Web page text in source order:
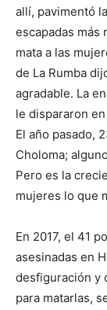
allí, pavimentó
escapadas más
mata a las
de La Rumba
agradable. La
le dispararon
El año pasado,
Choloma;
Pero es la
mujeres lo que
En 2017, el 41
asesinadas en
desfiguración y
para matarlas,